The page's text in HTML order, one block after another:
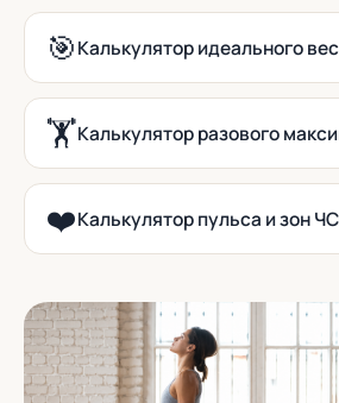
🎯Калькулятор идеального
🏋️Калькулятор разового
❤️Калькулятор пульса и зон